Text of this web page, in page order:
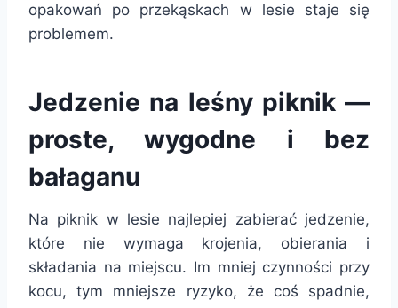
opakowań po przekąskach w lesie staje się
problemem.
Jedzenie na leśny piknik —
proste, wygodne i bez
bałaganu
Na piknik w lesie najlepiej zabierać jedzenie,
które nie wymaga krojenia, obierania i
składania na miejscu. Im mniej czynności przy
kocu, tym mniejsze ryzyko, że coś spadnie,